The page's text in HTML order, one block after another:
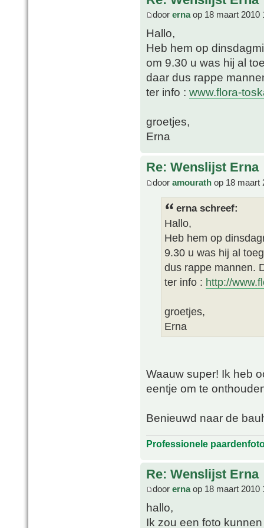
door ernaop 18 maart 2010
Hallo,
Heb hem op
om 9.30 u was hij al
daar dus rappe
ter info : www.flora-
groetjes,
Erna
Re: Wenslijst Erna
door amourath op 18 maart
erna schreef:
Hallo,
Heb hem op
9.30 u was hij al
dus rappe mannen.
ter info : http://
groetjes,
Erna
Waauw super! Ik heb
eentje om te
Benieuwd naar de
Professionele
Re: Wenslijst Erna
door ernaop 18 maart 2010
hallo,
Ik zou een foto